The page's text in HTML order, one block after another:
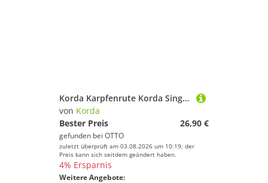
Korda Karpfenrute Korda Singlez Upright 6,5'' - Upright
von Korda
Bester Preis
26,90 €
gefunden bei OTTO
zuletzt überprüft am 03.08.2026 um 10:19; der
Preis kann sich seitdem geändert haben.
4% Ersparnis
Weitere Angebote: